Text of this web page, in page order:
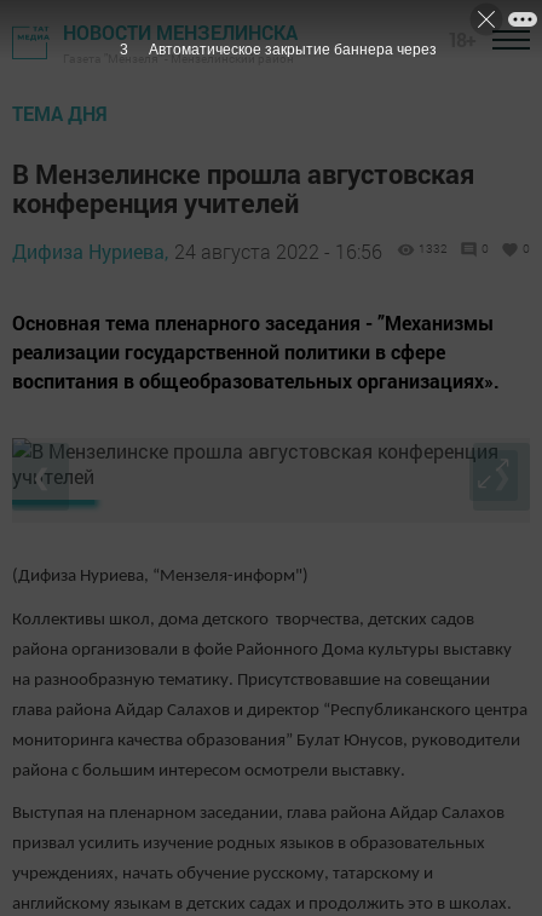
НОВОСТИ МЕНЗЕЛИНСКА
Газета "Мензеля" - Мензелинский район
ТЕМА ДНЯ
В Мензелинске прошла августовская
конференция учителей
Дифиза Нуриева, 24 августа 2022 - 16:56 1332 0 0
Основная тема пленарного заседания - ”Механизмы
реализации государственной политики в сфере
воспитания в общеобразовательных организациях».
❮ ❯
(Дифиза Нуриева, “Мензеля-информ")
Коллективы школ, дома детского творчества, детских садов
района организовали в фойе Районного Дома культуры выставку
на разнообразную тематику. Присутствовавшие на совещании
глава района Айдар Салахов и директор “Республиканского центра
мониторинга качества образования” Булат Юнусов, руководители
района с большим интересом осмотрели выставку.
Выступая на пленарном заседании, глава района Айдар Салахов
призвал усилить изучение родных языков в образовательных
учреждениях, начать обучение русскому, татарскому и
английскому языкам в детских садах и продолжить это в школах.
2 Автоматическое закрытие баннера через